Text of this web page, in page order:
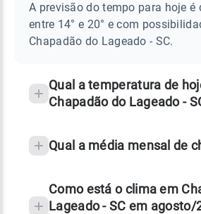
CHAPADÃO
LAGEADO
sobre
chuva
A previsão do tempo para hoje é
entre 14° e 20° e com
Chapadão do Lageado - SC.
Qual a temperatura de
Chapadão do Lageado -
Qual a média mensal de
Como está o clima em
Lageado - SC em agosto/